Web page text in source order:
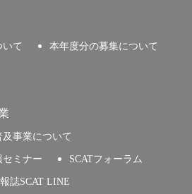
て
本年度分の募集について
事業について
セミナー
SCATフォーラム
誌SCAT LINE